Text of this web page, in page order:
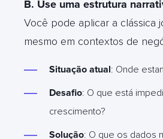
B. Use uma estrutura
Você pode aplicar a clássica
mesmo em contextos de
Situação atual: Onde
Desafio: O que está
crescimento?
Solução: O que os dados